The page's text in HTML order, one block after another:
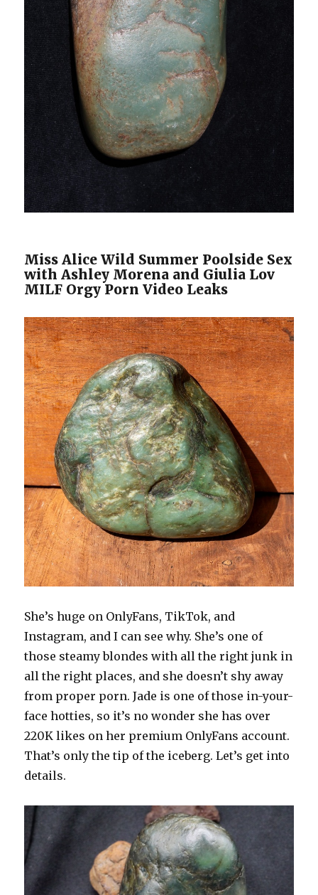
Miss Alice Wild Summer Poolside Sex
with Ashley Morena and Giulia Lov
MILF Orgy Porn Video Leaks
She’s huge on OnlyFans, TikTok, and
Instagram, and I can see why. She’s one of
those steamy blondes with all the right junk in
all the right places, and she doesn’t shy away
from proper porn. Jade is one of those in-your-
face hotties, so it’s no wonder she has over
220K likes on her premium OnlyFans account.
That’s only the tip of the iceberg. Let’s get into
details.